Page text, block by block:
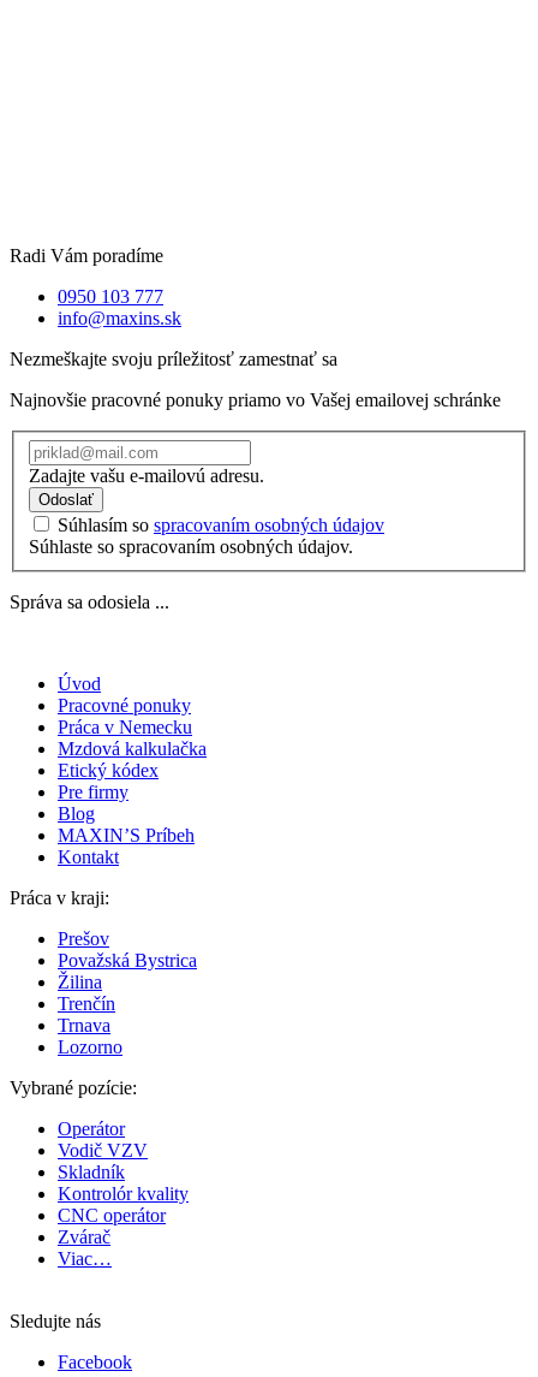
Radi Vám poradíme
0950 103 777
info@maxins.sk
Nezmeškajte svoju príležitosť zamestnať sa
Najnovšie pracovné ponuky priamo vo Vašej emailovej schránke
Zadajte vašu e-mailovú adresu.
Odoslať
Súhlasím so spracovaním osobných údajov
Súhlaste so spracovaním osobných údajov.
Správa sa odosiela ...
Úvod
Pracovné ponuky
Práca v Nemecku
Mzdová kalkulačka
Etický kódex
Pre firmy
Blog
MAXIN’S Príbeh
Kontakt
Práca v kraji:
Prešov
Považská Bystrica
Žilina
Trenčín
Trnava
Lozorno
Vybrané pozície:
Operátor
Vodič VZV
Skladník
Kontrolór kvality
CNC operátor
Zvárač
Viac…
Sledujte nás
Facebook